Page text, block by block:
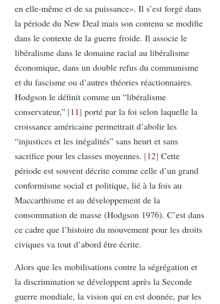
en elle-même et de sa puissance». Il s’est forgé dans
la période du New Deal mais son contenu se modifie
dans le contexte de la guerre froide. Il associe le
libéralisme dans le domaine racial au libéralisme
économique, dans un double refus du communisme
et du fascisme ou d’autres théories réactionnaires.
Hodgson le définit comme un “libéralisme
conservateur,” 11 porté par la foi selon laquelle la
croissance américaine permettrait d’abolir les
“injustices et les inégalités” sans heurt et sans
sacrifice pour les classes moyennes. 12 Cette
période est souvent décrite comme celle d’un grand
conformisme social et politique, lié à la fois au
Maccarthisme et au développement de la
consommation de masse (Hodgson 1976). C’est dans
ce cadre que l’histoire du mouvement pour les droits
civiques va tout d’abord être écrite.
Alors que les mobilisations contre la ségrégation et
la discrimination se développent après la Seconde
guerre mondiale, la vision qui en est donnée, par les